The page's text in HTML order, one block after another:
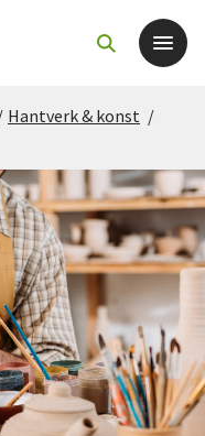
Hantverk & konst /